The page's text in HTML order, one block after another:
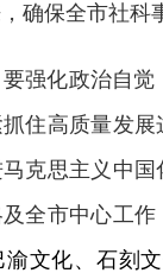
确保全市社科
强化政治自觉
住高质量发
克思主义中
全市中心工作
渝文化、石刻